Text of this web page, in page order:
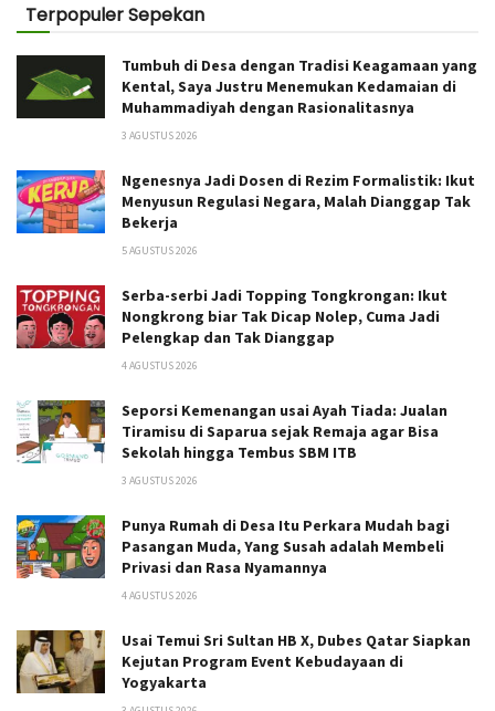
Terpopuler Sepekan
Tumbuh di Desa dengan Tradisi Keagamaan yang
Kental, Saya Justru Menemukan Kedamaian di
Muhammadiyah dengan Rasionalitasnya
3 AGUSTUS 2026
Ngenesnya Jadi Dosen di Rezim Formalistik: Ikut
Menyusun Regulasi Negara, Malah Dianggap Tak
Bekerja
5 AGUSTUS 2026
Serba-serbi Jadi Topping Tongkrongan: Ikut
Nongkrong biar Tak Dicap Nolep, Cuma Jadi
Pelengkap dan Tak Dianggap
4 AGUSTUS 2026
Seporsi Kemenangan usai Ayah Tiada: Jualan
Tiramisu di Saparua sejak Remaja agar Bisa
Sekolah hingga Tembus SBM ITB
3 AGUSTUS 2026
Punya Rumah di Desa Itu Perkara Mudah bagi
Pasangan Muda, Yang Susah adalah Membeli
Privasi dan Rasa Nyamannya
4 AGUSTUS 2026
Usai Temui Sri Sultan HB X, Dubes Qatar Siapkan
Kejutan Program Event Kebudayaan di
Yogyakarta